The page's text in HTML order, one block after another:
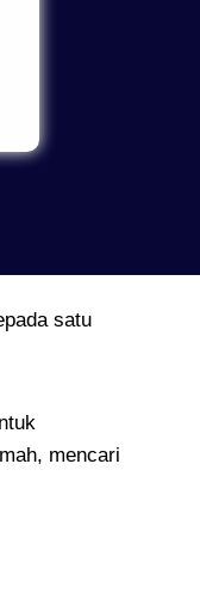
satu
mencari